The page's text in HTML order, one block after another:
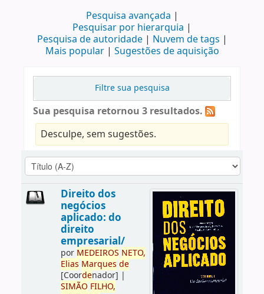
Pesquisa avançada
Pesquisar por hierarquia
Pesquisa de autoridade
Nuvem de tags
Mais popular
Sugestões de aquisição
Filtre sua pesquisa
Sua pesquisa retornou 3 resultados.
Desculpe, sem sugestões.
Direito dos
negócios
aplicado: do
direito
empresarial/
por MEDEIROS NETO,
Elias Marques de
[Coordenador] |
SIMÃO FILHO,